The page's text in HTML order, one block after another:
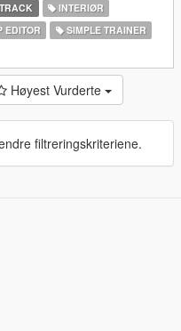
INTERIØR
EDITOR
SIMPLE TRAINER
Høyest Vurderte
filtreringskriteriene.